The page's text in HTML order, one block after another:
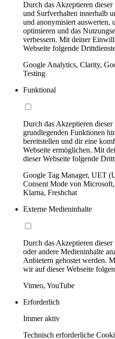
Durch das Akzeptieren
und Surfverhalten innerhalb
und anonymisiert auswerten,
optimieren und das
verbessern. Mit deiner
Webseite folgende
Google Analytics, Clarity,
Testing
Funktional
Durch das Akzeptieren
grundlegenden Funktionen
bereitstellen und dir eine
Webseite ermöglichen. Mit
dieser Webseite folgende
Google Tag Manager, UET
Consent Mode von
Klarna, Freshchat
Externe Medieninhalte
Durch das Akzeptieren
oder andere Medieninhalte
Anbietern gehostet werden.
wir auf dieser Webseite
Vimeo, YouTube
Erforderlich
Immer aktiv
Technisch erforderliche